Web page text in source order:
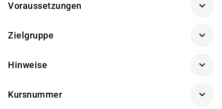
Voraussetzungen
Vorkenntnisse mitbringen:
Zielgruppe
erweiterten Funktionsmöglichkeiten von Outlook
Hinweise
Software-Version nach Kundenwunsch
Kursnummer